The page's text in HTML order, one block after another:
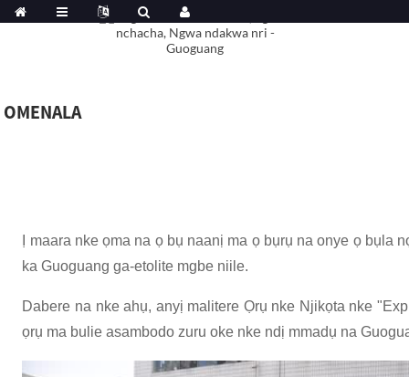
OMENALA
Ị maara nke ọma na ọ bụ naanị ma ọ bụrụ na onye ọ
ka Guoguang ga-etolite mgbe niile.
Dabere na nke ahụ, anyị malitere Ọrụ nke Njikọta nke
ọrụ ma bulie asambodo zuru oke nke ndị mmadụ na